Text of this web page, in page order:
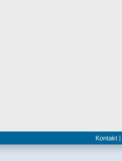
Kontakt |